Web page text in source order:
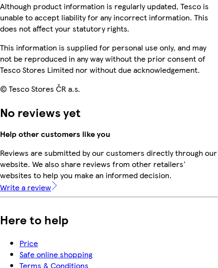
Although product information is regularly updated, Tesco is
unable to accept liability for any incorrect information. This
does not affect your statutory rights.
This information is supplied for personal use only, and may
not be reproduced in any way without the prior consent of
Tesco Stores Limited nor without due acknowledgement.
© Tesco Stores ČR a.s.
No reviews yet
Help other customers like you
Reviews are submitted by our customers directly through our
website. We also share reviews from other retailers'
websites to help you make an informed decision.
Write a review
Here to help
Price
Safe online shopping
Terms & Conditions